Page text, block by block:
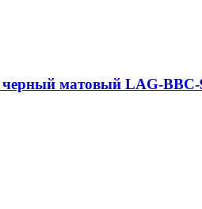
матовый LAG-BBC-